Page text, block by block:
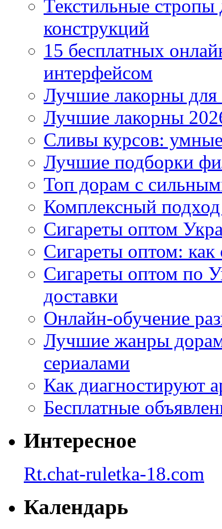
Текстильные
конструкций
15 бесплатных
интерфейсом
Лучшие лакорны для
Лучшие лакорны
Сливы курсов:
Лучшие подборки
Топ дорам с
Комплексный
Сигареты оптом
Сигареты оптом: как
Сигареты оптом по
доставки
Онлайн-обучение
Лучшие жанры дорам
сериалами
Как диагностируют
Бесплатные
Интересное
Rt.chat-ruletka-18.com
Календарь